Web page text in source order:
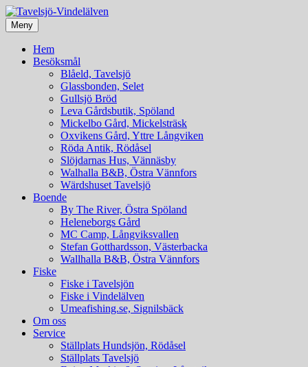
Tavelsjö-Vindelälven
Meny
Hem
Besöksmål
Blåeld, Tavelsjö
Glassbonden, Selet
Gullsjö Bröd
Leva Gårdsbutik, Spöland
Mickelbo Gård, Mickelsträsk
Oxvikens Gård, Yttre Långviken
Röda Antik, Rödåsel
Slöjdarnas Hus, Vännäsby
Walhalla B&B, Östra Vännfors
Wärdshuset Tavelsjö
Boende
By The River, Östra Spöland
Heleneborgs Gård
MC Camp, Långviksvallen
Stefan Gotthardsson, Västerbacka
Wallhalla B&B, Östra Vännfors
Fiske
Fiske i Tavelsjön
Fiske i Vindelälven
Umeafishing.se, Signilsbäck
Om oss
Service
Ställplats Hundsjön, Rödåsel
Ställplats Tavelsjö